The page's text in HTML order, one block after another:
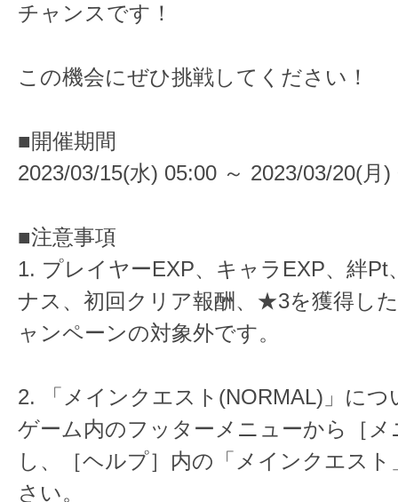
チャンスです！
この機会にぜひ挑戦してください！
■開催期間
2023/03/15(水) 05:00 ～ 2023/03/20(月)
■注意事項
1. プレイヤーEXP、キャラEXP、絆Pt
ナス、初回クリア報酬、★3を獲得し
ャンペーンの対象外です。
2. 「メインクエスト(NORMAL)」につ
ゲーム内のフッターメニューから［メ
し、［ヘルプ］内の「メインクエス
さい。